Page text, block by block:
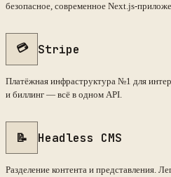
безопасное, современное Next.js-
💳 Stripe
Платёжная инфраструктура №1 для
и биллинг — всё в одном API.
📝 Headless CMS
Разделение контента и представления.